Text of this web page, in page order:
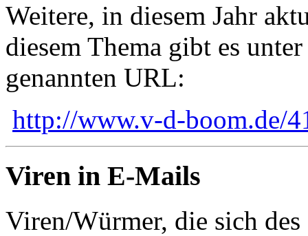
Weitere, in diesem Jahr
diesem Thema gibt es
genannten URL:
http://www.v-d-boom.de/
Viren in E-Mails
Viren/Würmer, die sich